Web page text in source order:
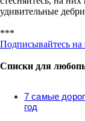
удивительные
***
Подписывайтесь на
Списки для
7 самые
год